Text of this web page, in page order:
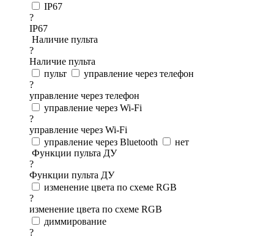
IP67
?
IP67
Наличие пульта
?
Наличие пульта
пульт
управление через телефон
?
управление через телефон
управление через Wi-Fi
?
управление через Wi-Fi
управление через Bluetooth
нет
Функции пульта ДУ
?
Функции пульта ДУ
изменение цвета по схеме RGB
?
изменение цвета по схеме RGB
диммирование
?